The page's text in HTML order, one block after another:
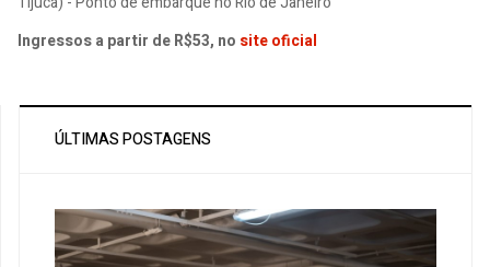
Ingressos a partir de R$53, no site oficial
ÚLTIMAS POSTAGENS